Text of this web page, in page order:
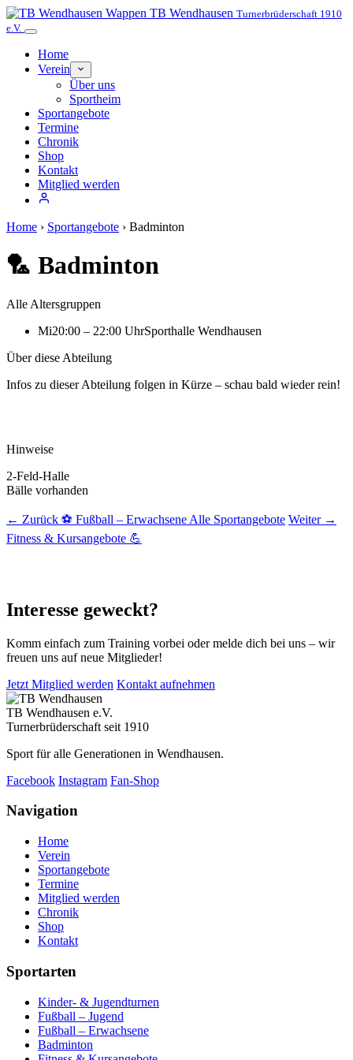
TB Wendhausen Turnerbrüderschaft 1910
e.V.
Home
Verein
Über uns
Sportheim
Sportangebote
Termine
Chronik
Shop
Kontakt
Mitglied werden
Home › Sportangebote › Badminton
🏸 Badminton
Alle Altersgruppen
Mi20:00 – 22:00 UhrSporthalle Wendhausen
Über diese Abteilung
Infos zu dieser Abteilung folgen in Kürze – schau bald wieder rein!
Hinweise
2-Feld-Halle
Bälle vorhanden
← Zurück ⚽ Fußball – Erwachsene Alle Sportangebote Weiter →
Fitness & Kursangebote 💪
Interesse geweckt?
Komm einfach zum Training vorbei oder melde dich bei uns – wir
freuen uns auf neue Mitglieder!
Jetzt Mitglied werden Kontakt aufnehmen
TB Wendhausen e.V.
Turnerbrüderschaft seit 1910
Sport für alle Generationen in Wendhausen.
Facebook Instagram Fan-Shop
Navigation
Home
Verein
Sportangebote
Termine
Mitglied werden
Chronik
Shop
Kontakt
Sportarten
Kinder- & Jugendturnen
Fußball – Jugend
Fußball – Erwachsene
Badminton